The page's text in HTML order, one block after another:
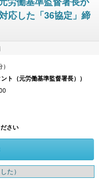
応した「36協定」締
ト（元労働基準監督署長） ）
さい
た）